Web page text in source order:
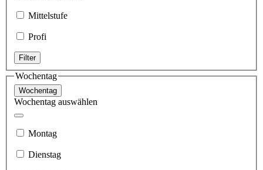
Mittelstufe
Profi
Filter
Wochentag
Wochentag
Wochentag auswählen
Montag
Dienstag